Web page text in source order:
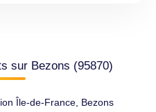
sur Bezons (95870)
Île-de-France, Bezons